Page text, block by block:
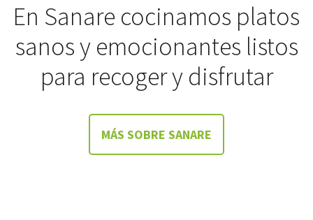
En Sanare cocinamos platos
sanos y emocionantes listos
para recoger y disfrutar
MÁS SOBRE SANARE